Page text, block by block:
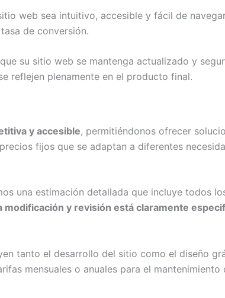
web sea intuitivo, accesible y fácil de
de conversión.
su sitio web se mantenga actualizado y
reflejen plenamente en el producto final.
y accesible, permitiéndonos ofrecer
fijos que se adaptan a diferentes
una estimación detallada que incluye todos
modificación y revisión está claramente
tanto el desarrollo del sitio como el diseño
mensuales o anuales para el